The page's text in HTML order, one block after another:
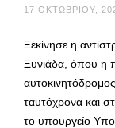
17 ΟΚΤΩΒΡΊΟΥ,
Ξεκίνησε η
Ξυνιάδα, όπου η
ταυτόχρονα και
το υπουργείο